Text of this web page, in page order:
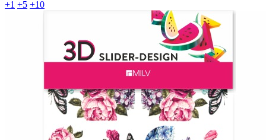
+1 +5 +10